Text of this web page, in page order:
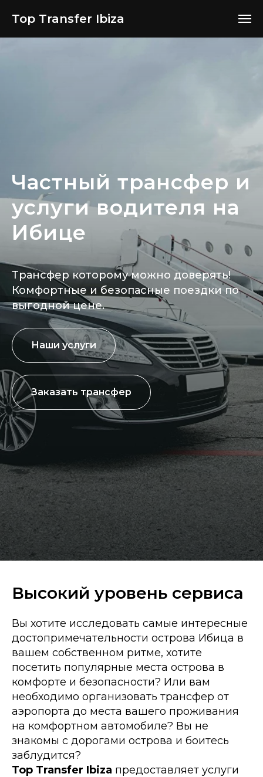
Top Transfer Ibiza
Частный трансфер и
услуги водителя на
Ибице
Трансфер которому можно доверять!
Комфортные и безопасные поездки по
выгодной цене.
Наши услуги
Заказать трансфер
Высокий уровень сервиса
Вы хотите исследовать самые интересные
достопримечательности острова Ибица в
вашем собственном ритме, хотите
посетить популярные места острова в
комфорте и безопасности? Или вам
необходимо организовать трансфер от
аэропорта до места вашего проживания
на комфортном автомобиле? Вы не
знакомы с дорогами острова и боитесь
заблудится?
Top Transfer Ibiza предоставляет услуги